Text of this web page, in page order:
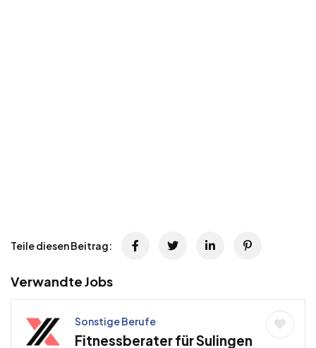
Teile diesen Beitrag:
Verwandte Jobs
Sonstige Berufe
Fitnessberater für Sulingen